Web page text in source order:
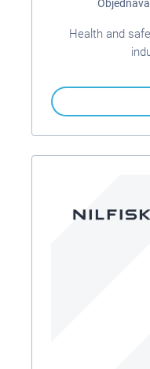
Health and